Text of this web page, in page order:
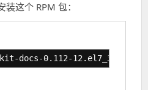
这个 RPM 包：
docs-0.112-